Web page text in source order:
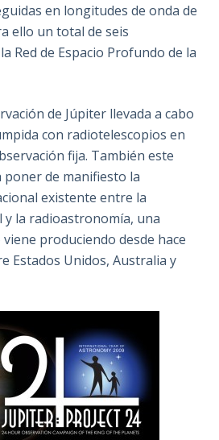
en longitudes de onda de
ello un total de seis
Red de Espacio Profundo de la
de Júpiter llevada a cabo
con radiotelescopios en
fija. También este
de manifiesto la
existente entre la
y la radioastronomía, una
produciendo desde hace
Estados Unidos, Australia y